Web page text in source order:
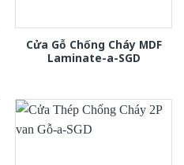
Cửa Gỗ Chống Cháy MDF
Laminate-a-SGD